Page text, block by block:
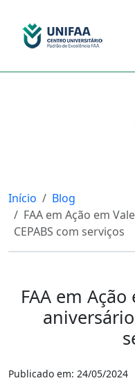
Início
Blog
FAA em Ação em
CEPABS com serviços
FAA em
Publicado em: 24/05/2024